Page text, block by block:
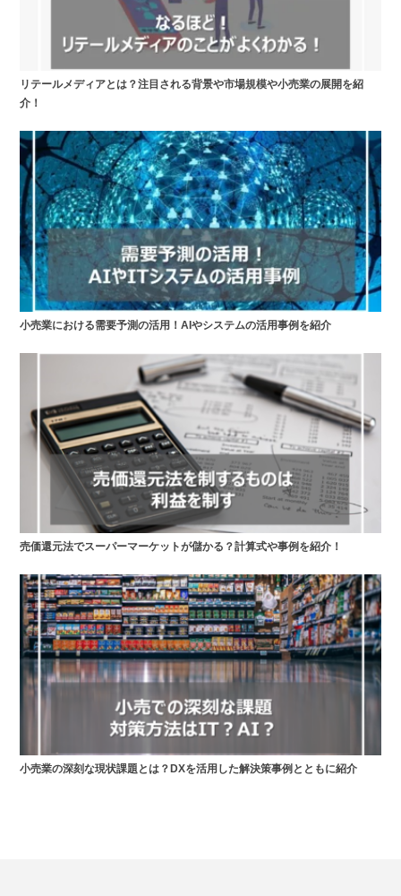
リテールメディアとは？注目される背景や市場規模や小売業の展開を紹
介！
小売業における需要予測の活用！AIやシステムの活用事例を紹介
売価還元法でスーパーマーケットが儲かる？計算式や事例を紹介！
小売業の深刻な現状課題とは？DXを活用した解決策事例とともに紹介